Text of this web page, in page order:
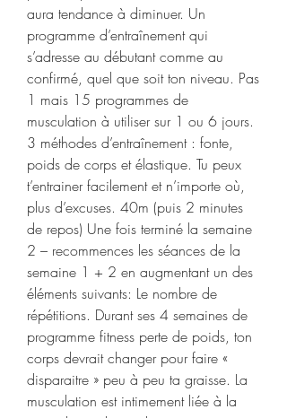
aura tendance à diminuer. Un
programme d’entraînement qui
s’adresse au débutant comme au
confirmé, quel que soit ton niveau. Pas
1 mais 15 programmes de
musculation à utiliser sur 1 ou 6 jours.
3 méthodes d’entraînement : fonte,
poids de corps et élastique. Tu peux
t’entrainer facilement et n’importe où,
plus d’excuses. 40m (puis 2 minutes
de repos) Une fois terminé la semaine
2 – recommences les séances de la
semaine 1 + 2 en augmentant un des
éléments suivants: Le nombre de
répétitions. Durant ses 4 semaines de
programme fitness perte de poids, ton
corps devrait changer pour faire «
disparaitre » peu à peu ta graisse. La
musculation est intimement liée à la